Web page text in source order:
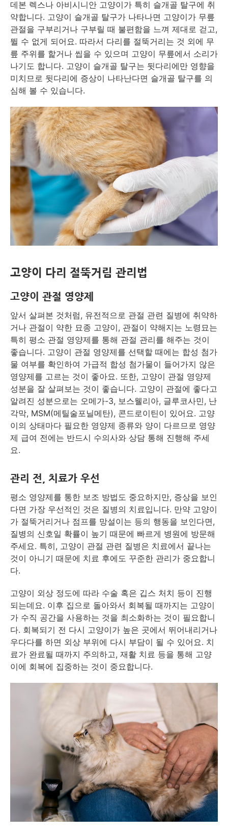
데본 렉스나 아비시니안 고양이가 특히 슬개골 탈구에 취
약합니다. 고양이 슬개골 탈구가 나타나면 고양이가 무릎
관절을 구부리거나 구부릴 때 불편함을 느껴 제대로 걷고,
뛸 수 없게 되어요. 따라서 다리를 절뚝거리는 것 외에 무
릎 주위를 핥거나 씹을 수 있으며 고양이 무릎에서 소리가
나기도 합니다. 고양이 슬개골 탈구는 뒷다리에만 영향을
미치므로 뒷다리에 증상이 나타난다면 슬개골 탈구를 의
심해 볼 수 있습니다.
고양이 다리 절뚝거림 관리법
고양이 관절 영양제
앞서 살펴본 것처럼, 유전적으로 관절 관련 질병에 취약하
거나 관절이 약한 묘종 고양이, 관절이 약해지는 노령묘는
특히 평소 관절 영양제를 통해 관절 관리를 해주는 것이
좋습니다. 고양이 관절 영양제를 선택할 때에는 합성 첨가
물 여부를 확인하여 가급적 합성 첨가물이 들어가지 않은
영양제를 고르는 것이 좋아요. 또한, 고양이 관절 영양제
성분을 잘 살펴보는 것이 좋습니다. 고양이 관절에 좋다고
알려진 성분으로는 오메가-3, 보스웰리아, 글루코사민, 난
각막, MSM(메틸술포닐메탄), 콘드로이틴이 있어요. 고양
이의 상태마다 필요한 영양제 종류와 양이 다르므로 영양
제 급여 전에는 반드시 수의사와 상담 통해 진행해 주세
요.
관리 전, 치료가 우선
평소 영양제를 통한 보조 방법도 중요하지만, 증상을 보인
다면 가장 우선적인 것은 질병의 치료입니다. 만약 고양이
가 절뚝거리거나 점프를 망설이는 등의 행동을 보인다면,
질병의 신호일 확률이 높기 때문에 빠르게 병원에 방문해
주세요. 특히, 고양이 관절 관련 질병은 치료에서 끝나는
것이 아니기 때문에 치료 후에도 꾸준한 관리가 중요합니
다.
고양이 외상 정도에 따라 수술 혹은 깁스 처치 등이 진행
되는데요. 이후 집으로 돌아와서 회복될 때까지는 고양이
가 수직 공간을 사용하는 것을 최소화하는 것이 필요합니
다. 회복되기 전 다시 고양이가 높은 곳에서 뛰어내리거나
우다다를 하면 외상 부위에 다시 부담이 될 수 있어요. 치
료가 완료될 때까지 주의하고, 재활 치료 등을 통해 고양
이에 회복에 집중하는 것이 중요합니다.